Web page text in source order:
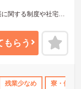
休暇取得実績あり
関する制度や社宅制
り添ったサービスの
材育成にも注力され
もらう
残業少なめ 寮・借り